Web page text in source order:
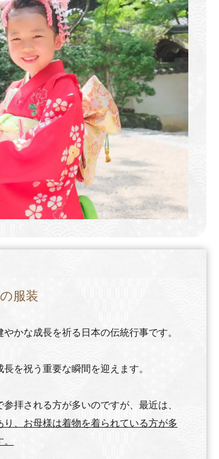
服装
かな成長を祈る日本の伝統行事です。
を祝う重要な瞬間を迎えます。
拝される方が多いのですが、最近は、
、お母様は着物を着られている方が多